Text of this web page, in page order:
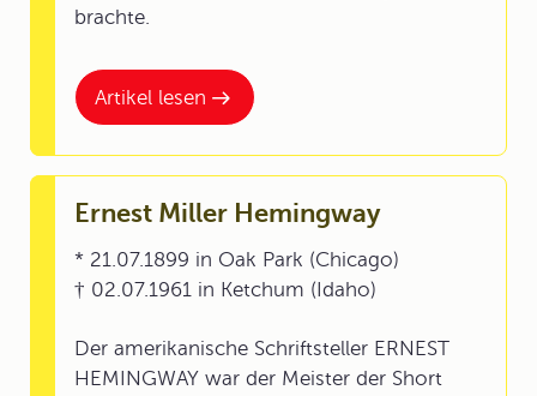
Artikel lesen
brachte.
Ernest Miller Hemingway
* 21.07.1899 in Oak Park (Chicago)
† 02.07.1961 in Ketchum (Idaho)
Der amerikanische Schriftsteller ERNEST
HEMINGWAY war der Meister der Short